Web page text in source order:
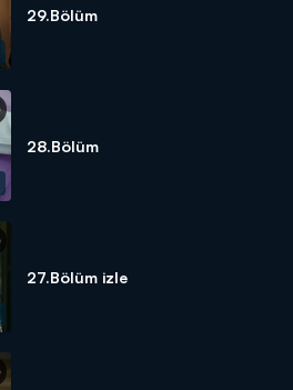
29.Bölüm
28.Bölüm
27.Bölüm izle